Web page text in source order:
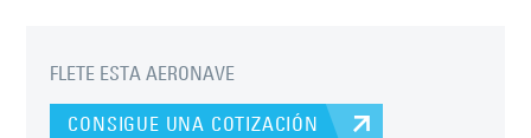
FLETE ESTA AERONAVE
CONSIGUE UNA COTIZACIÓN